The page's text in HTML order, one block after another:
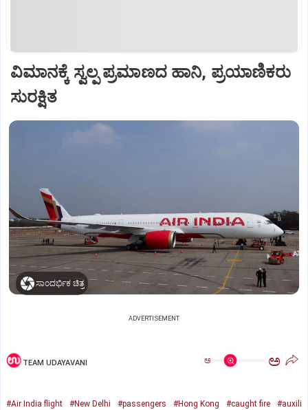
ವಿಮಾನಕ್ಕೆ ಸ್ವಲ್ಪ ಪ್ರಮಾಣದ ಹಾನಿ, ಪ್ರಯಾಣಿಕರು
ಸುರಕ್ಷಿತ
ಸಾಂದರ್ಭಿಕ ಚಿತ್ರ
ADVERTISEMENT
TEAM UDAYAVANI ಅ ಅ
#Air India flight #New Delhi #passengers #Hong Kong #caught fire
#auxili